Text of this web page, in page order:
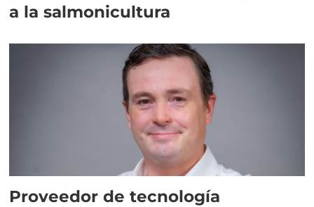
a la salmonicultura
Proveedor de tecnología